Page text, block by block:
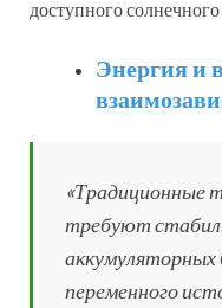
доступного солнечного
Энергия и
«Традиционные
требуют
аккумуляторных
переменного